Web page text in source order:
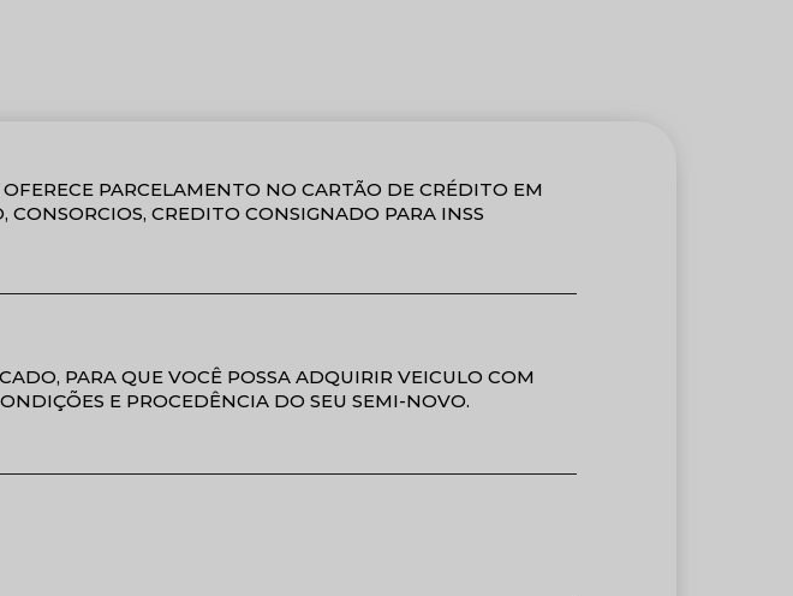
PARCELAMENTO NO CARTÃO DE CRÉDITO EM
CONSORCIOS, CREDITO CONSIGNADO PARA INSS
PARA QUE VOCÊ POSSA ADQUIRIR VEICULO COM
E PROCEDÊNCIA DO SEU SEMI-NOVO.